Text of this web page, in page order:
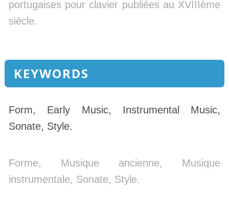
portugaises pour clavier publiées au XVIIIème
siècle.
KEYWORDS
Form, Early Music, Instrumental Music,
Sonate, Style.
Forme, Musique ancienne, Musique
instrumentale, Sonate, Style.